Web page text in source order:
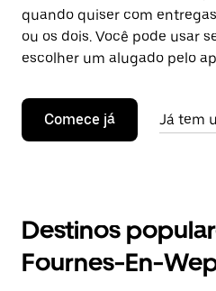
quando quiser com
ou os dois. Você pode usar
escolher um alugado pelo
Comece já Já tem
Destinos
Fournes-En-